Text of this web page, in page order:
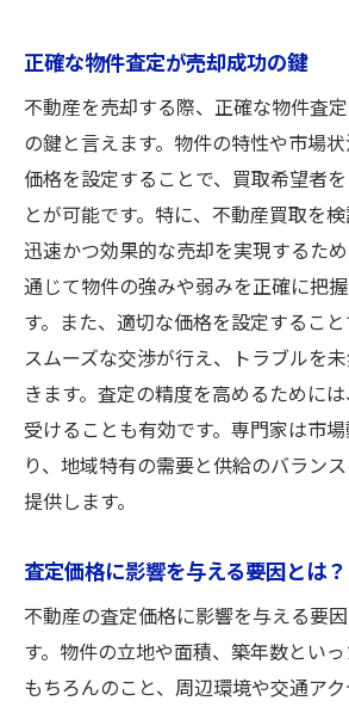
正確な物件査定が売却成功の鍵
不動産を売却する際、正確な物件査
の鍵と言えます。物件の特性や市場
価格を設定することで、買取希望者
とが可能です。特に、不動産買取を検
迅速かつ効果的な売却を実現するた
通じて物件の強みや弱みを正確に把
す。また、適切な価格を設定するこ
スムーズな交渉が行え、トラブルを
きます。査定の精度を高めるために
受けることも有効です。専門家は市
り、地域特有の需要と供給のバラン
提供します。
査定価格に影響を与える要因とは？
不動産の査定価格に影響を与える要
す。物件の立地や面積、築年数とい
もちろんのこと、周辺環境や交通ア